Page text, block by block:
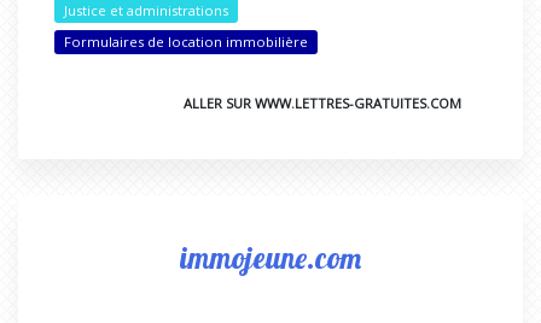
Justice et administrations
Formulaires de location immobilière
ALLER SUR WWW.LETTRES-GRATUITES.COM
immojeune.com